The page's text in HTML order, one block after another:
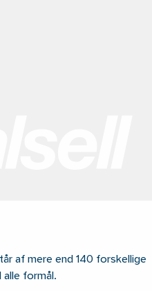
af mere end 140 forskellige
alle formål.